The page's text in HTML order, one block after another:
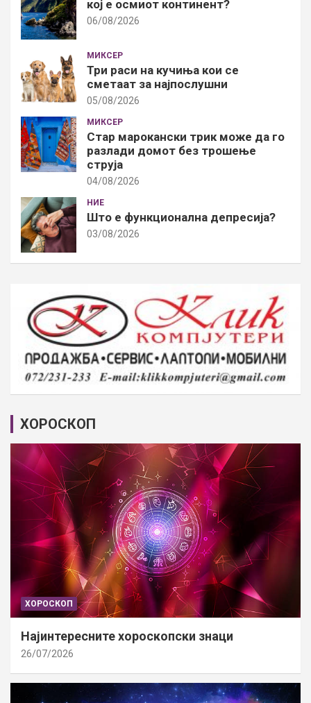
кој е осмиот континент?
06/08/2026
МИКСЕР
Три раси на кучиња кои се
сметаат за најпослушни
05/08/2026
МИКСЕР
Стар марокански трик може да го
разлади домот без трошење
струја
04/08/2026
НИЕ
Што е функционална депресија?
03/08/2026
ХОРОСКОП
ХОРОСКОП
Најинтересните хороскопски знаци
26/07/2026